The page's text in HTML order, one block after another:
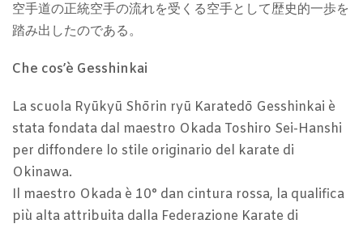
空手道の正統空手の流れを受くる空手として歴史的一歩を
踏み出したのである。
Che cos’è Gesshinkai
La scuola Ryūkyū Shōrin ryū Karatedō Gesshinkai è
stata fondata dal maestro Okada Toshiro Sei-Hanshi
per diffondere lo stile originario del karate di
Okinawa.
Il maestro Okada è 10° dan cintura rossa, la qualifica
più alta attribuita dalla Federazione Karate di